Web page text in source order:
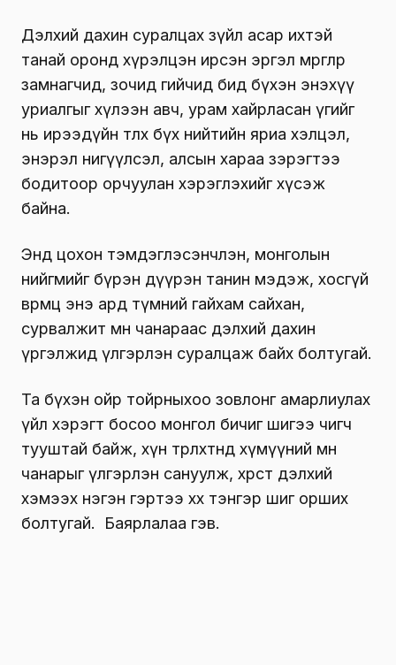
Дэлхий дахин суралцах зүйл асар ихтэй
танай оронд хүрэлцэн ирсэн эргэл мөргөлөөр
замнагчид, зочид гийчид бид бүхэн энэхүү
уриалгыг хүлээн авч, урам хайрласан үгийг
нь ирээдүйн төлөөх бүх нийтийн яриа хэлцэл,
энэрэл нигүүлсэл, алсын хараа зэрэгтээ
бодитоор орчуулан хэрэглэхийг хүсэж
байна.
Энд цохон тэмдэглэсэнчлэн, монголын
нийгмийг бүрэн дүүрэн танин мэдэж, хосгүй
өвөрмөц энэ ард түмний гайхам сайхан,
сурвалжит мөн чанараас дэлхий дахин
үргэлжид үлгэрлэн суралцаж байх болтугай.
Та бүхэн ойр тойрныхоо зовлонг амарлиулах
үйл хэрэгт босоо монгол бичиг шигээ чигч
тууштай байж, хүн төрөлхтөнд хүмүүний мөн
чанарыг үлгэрлэн сануулж, хөрст дэлхий
хэмээх нэгэн гэртээ хөх тэнгэр шиг орших
болтугай. Баярлалаа гэв.